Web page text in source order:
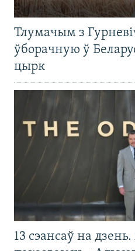
Тлумачым з
ўборачную ў
цырк
13 сэансаў на